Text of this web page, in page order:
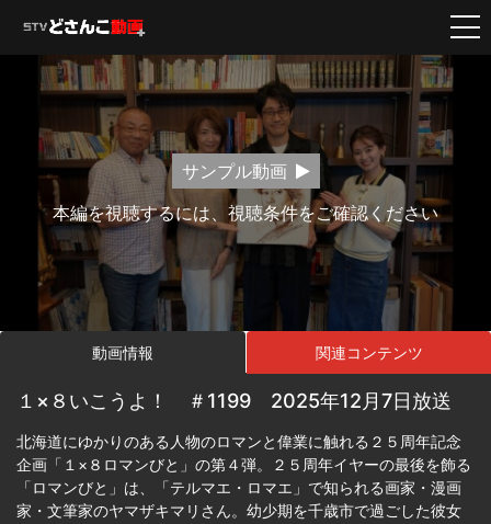
サンプル動画
本編を視聴するには、視聴条件をご確認ください
動画情報 関連コンテンツ
１×８いこうよ！ ＃1199 2025年12月7日放送
北海道にゆかりのある人物のロマンと偉業に触れる２５周年記念
企画「１×８ロマンびと」の第４弾。２５周年イヤーの最後を飾る
「ロマンびと」は、「テルマエ・ロマエ」で知られる画家・漫画
家・文筆家のヤマザキマリさん。幼少期を千歳市で過ごした彼女